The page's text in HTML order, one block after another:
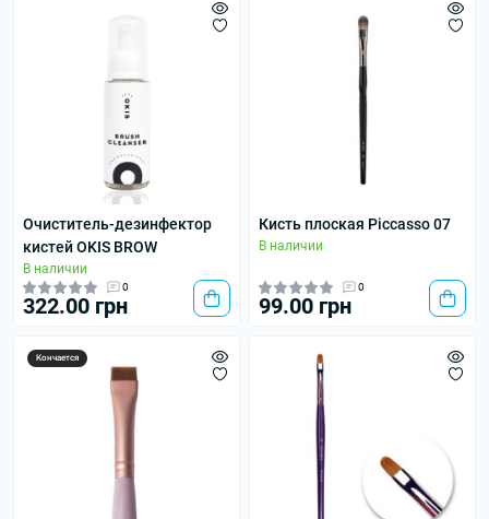
Очиститель-дезинфектор
кистей OKIS BROW
В наличии
0
322.00 грн
Кисть плоская Piccasso 07
В наличии
0
99.00 грн
Кончается